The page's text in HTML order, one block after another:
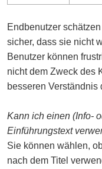
Endbenutzer
sicher, dass sie nicht
Benutzer können
nicht dem Zweck des
besseren Verständnis
Kann ich einen (Info-
Einführungstext
Sie können wählen,
nach dem Titel